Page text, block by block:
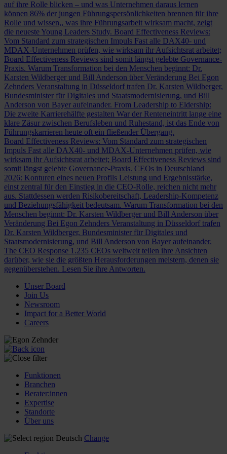
auf ihre Rolle blicken – und was Unternehmen daraus lernen
können 86% der jungen Führungspersönlichkeiten brennen für ihre
Rolle und wissen,, was ihre Führungsarbeit wirksam macht, zeigt
die neueste Young Leaders Study. Board Effectiveness Reviews:
Vom Standard zum strategischen Impuls Fast alle DAX40- und
MDAX-Unternehmen prüfen, wie wirksam ihr Aufsichtsrat arbeitet;
Board Effectiveness Reviews sind somit längst gelebte Governance-
Praxis. Warum Transformation bei den Menschen beginnt: Dr.
Karsten Wildberger und Bill Anderson über Veränderung Bei Egon
Zehnders Veranstaltung in Düsseldorf trafen Dr. Karsten Wildberger,
Bundesminister für Digitales und Staatsmodernisierung, und Bill
Anderson von Bayer aufeinander. From Leadership to Eldership:
Die zweite Karrierehälfte gestalten War der Renteneintritt lange eine
klare Zäsur zwischen Berufsleben und Ruhestand, ist das Ende von
Führungskarrieren heute oft ein fließender Übergang.
Board Effectiveness Reviews: Vom Standard zum strategischen
Impuls Fast alle DAX40- und MDAX-Unternehmen prüfen, wie
wirksam ihr Aufsichtsrat arbeitet; Board Effectiveness Reviews sind
somit längst gelebte Governance-Praxis. CEOs in Deutschland
2026: Konturen eines neuen Profils Leistung und Ergebnisstärke,
einst zentral für den Einstieg in die CEO-Rolle, reichen nicht mehr
aus. Stattdessen werden Risikobereitschaft, Leadership-Kompetenz
und Beziehungsfähigkeit bedeutsam. Warum Transformation bei den
Menschen beginnt: Dr. Karsten Wildberger und Bill Anderson über
Veränderung Bei Egon Zehnders Veranstaltung in Düsseldorf trafen
Dr. Karsten Wildberger, Bundesminister für Digitales und
Staatsmodernisierung, und Bill Anderson von Bayer aufeinander.
The CEO Response 1.235 CEOs weltweit teilen ihre Ansichten
darüber, wie sie die größten Herausforderungen meistern, denen sie
gegenüberstehen. Lesen Sie ihre Antworten.
Unser Board
Join Us
Newsroom
Impact for a Better World
Careers
Funktionen
Branchen
Berater:innen
Expertise
Standorte
Über uns
Deutsch Change